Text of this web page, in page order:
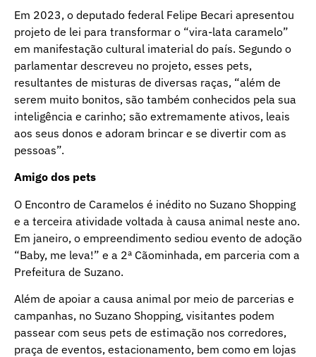
Em 2023, o deputado federal Felipe Becari apresentou
projeto de lei para transformar o “vira-lata caramelo”
em manifestação cultural imaterial do país. Segundo o
parlamentar descreveu no projeto, esses pets,
resultantes de misturas de diversas raças, “além de
serem muito bonitos, são também conhecidos pela sua
inteligência e carinho; são extremamente ativos, leais
aos seus donos e adoram brincar e se divertir com as
pessoas”.
Amigo dos pets
O Encontro de Caramelos é inédito no Suzano Shopping
e a terceira atividade voltada à causa animal neste ano.
Em janeiro, o empreendimento sediou evento de adoção
“Baby, me leva!” e a 2ª Cãominhada, em parceria com a
Prefeitura de Suzano.
Além de apoiar a causa animal por meio de parcerias e
campanhas, no Suzano Shopping, visitantes podem
passear com seus pets de estimação nos corredores,
praça de eventos, estacionamento, bem como em lojas